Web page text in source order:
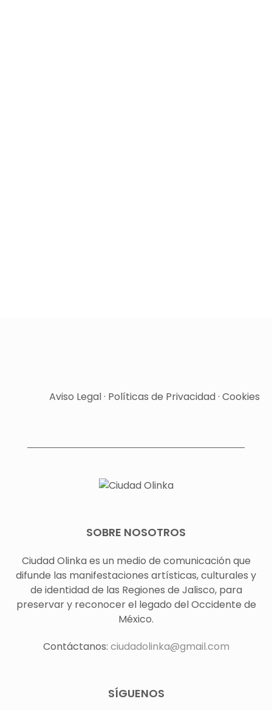
Aviso Legal· Políticas de Privacidad· Cookies
SOBRE NOSOTROS
Ciudad Olinka es un medio de comunicación que
difunde las manifestaciones artísticas, culturales y
de identidad de las Regiones de Jalisco, para
preservar y reconocer el legado del Occidente de
México.
Contáctanos: ciudadolinka@gmail.com
SÍGUENOS